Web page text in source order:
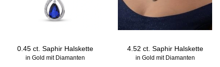
0.45 ct. Saphir Halskette
in Gold mit Diamanten
4.52 ct. Saphir Halskette
in Gold mit Diamanten